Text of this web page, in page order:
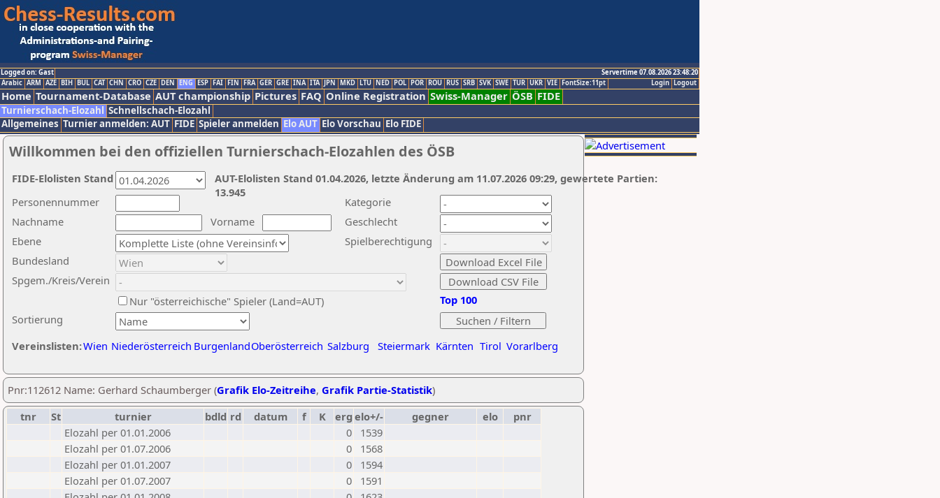
Logged on: Gast
Servertime 07.08.2026 23:48:20
Logout
Login
Arabic ARM AZE BIH BUL CAT CHN CRO CZE DEN ENG ESP FAI FIN FRA GER GRE INA ITA JPN MKD LTU NED POL POR ROU RUS SRB SVK SWE TUR UKR VIE FontSize:11pt
Home Tournament-Database AUT championship Pictures FAQ Online Registration Swiss-Manager ÖSB FIDE
Turnierschach-Elozahl Schnellschach-Elozahl
Allgemeines Turnier anmelden: AUT FIDE Spieler anmelden Elo AUT Elo Vorschau Elo FIDE
Willkommen bei den offiziellen Turnierschach-Elozahlen des ÖSB
Nachname
Vorname
Ebene
Kategorie
Sortierung
Personennummer
Bundesland
Spgem./Kreis/Verein
Geschlecht
Nur "österreichische" Spieler (Land=AUT)
Spielberechtigung
Vereinslisten:Wien Niederösterreich BurgenlandOberösterreich Salzburg Steiermark Kärnten Tirol Vorarlberg
Top 100
AUT-Elolisten Stand 01.04.2026, letzte Änderung am 11.07.2026 09:29, gewertete Partien:
13.945
FIDE-Elolisten Stand
Pnr:112612 Name: Gerhard Schaumberger (Grafik Elo-Zeitreihe, Grafik Partie-Statistik)
tnr
St turnier bdld rd datum f K erg elo+/- gegner elo
pnr
Elozahl per 01.01.2006
0
1539
Elozahl per 01.07.2006
0
1568
Elozahl per 01.01.2007
0
1594
Elozahl per 01.07.2007
0
1591